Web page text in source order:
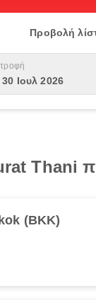
Προβολή
Ιουλ 2026
Thani
(BKK)